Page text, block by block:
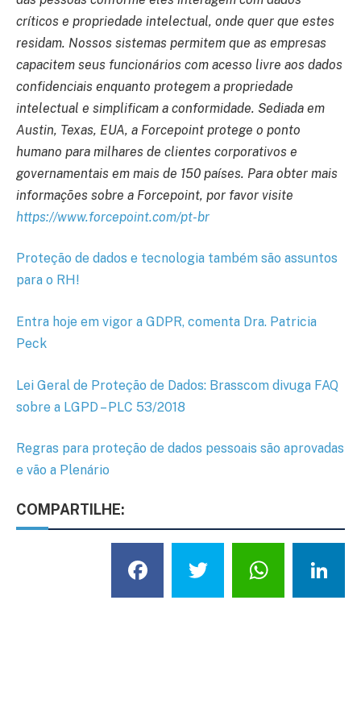
críticos e propriedade intelectual, onde quer que estes
residam. Nossos sistemas permitem que as empresas
capacitem seus funcionários com acesso livre aos dados
confidenciais enquanto protegem a propriedade
intelectual e simplificam a conformidade. Sediada em
Austin, Texas, EUA, a Forcepoint protege o ponto
humano para milhares de clientes corporativos e
governamentais em mais de 150 países. Para obter mais
informações sobre a Forcepoint, por favor visite
https://www.forcepoint.com/pt-br
Proteção de dados e tecnologia também são assuntos
para o RH!
Entra hoje em vigor a GDPR, comenta Dra. Patricia
Peck
Lei Geral de Proteção de Dados: Brasscom divuga FAQ
sobre a LGPD – PLC 53/2018
Regras para proteção de dados pessoais são aprovadas
e vão a Plenário
COMPARTILHE:
Facebook
Twitter